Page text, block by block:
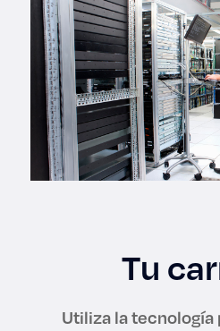
actividades
Diplo|
Enlaces de interés
Tu
Utiliza la tecnología